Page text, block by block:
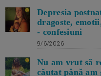
Depresia
dragoste,
- confesiuni
9/6/2026
Nu am vrut să
căutat până